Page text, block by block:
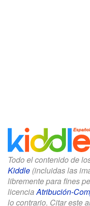
Todo el contenido de
Kiddle (incluidas las
libremente para fines
licenciaAtribución-
lo contrario. Citar este